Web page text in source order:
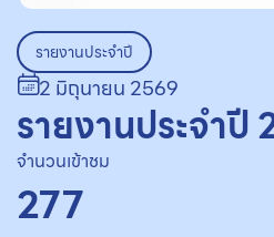
รายงานประจำปี
2 มิถุนายน 2569
รายงานประจำปี
จำนวนเข้าชม
277